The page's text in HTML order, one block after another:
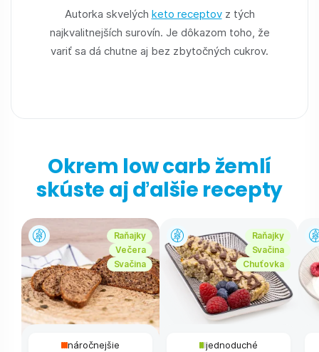
Autorka skvelých keto receptovz tých
najkvalitnejších surovín. Je dôkazom toho, že
variť sa dá chutne aj bez zbytočných cukrov.
Okrem low carb žemlí
skúste aj ďalšie recepty
Raňajky
Večera
Svačina
náročnejšie
Raňajky
Svačina
Chuťovka
jednoduché